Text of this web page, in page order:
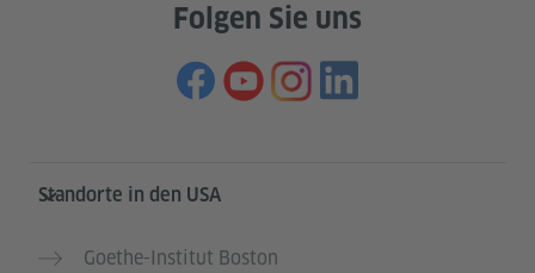
Folgen Sie uns
Service- und Informationsbereich
Standorte in den USA
Goethe-Institut Boston